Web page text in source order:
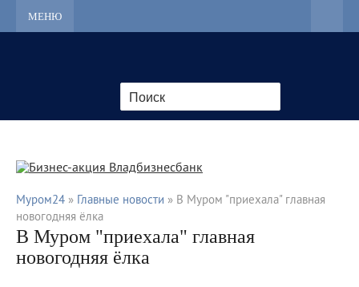
МЕНЮ
Муром24 » Главные новости » В Муром "приехала" главная
новогодняя ёлка
В Муром "приехала" главная
новогодняя ёлка